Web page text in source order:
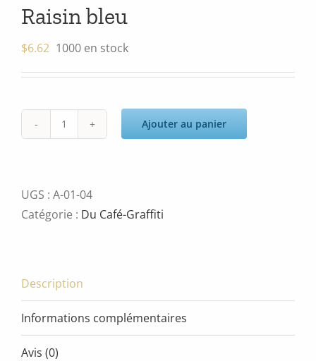
Raisin bleu
$6.62 1000 en stock
quantité
bleu
Ajouter au panier
UGS : A-01-04
Catégorie : Du Café-Graffiti
Description
Informations complémentaires
Avis (0)